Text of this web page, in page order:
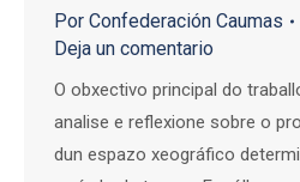
Por Confederación Caumas
Deja un comentario
O obxectivo principal do
analise e reflexione sobre o
dun espazo xeográfico